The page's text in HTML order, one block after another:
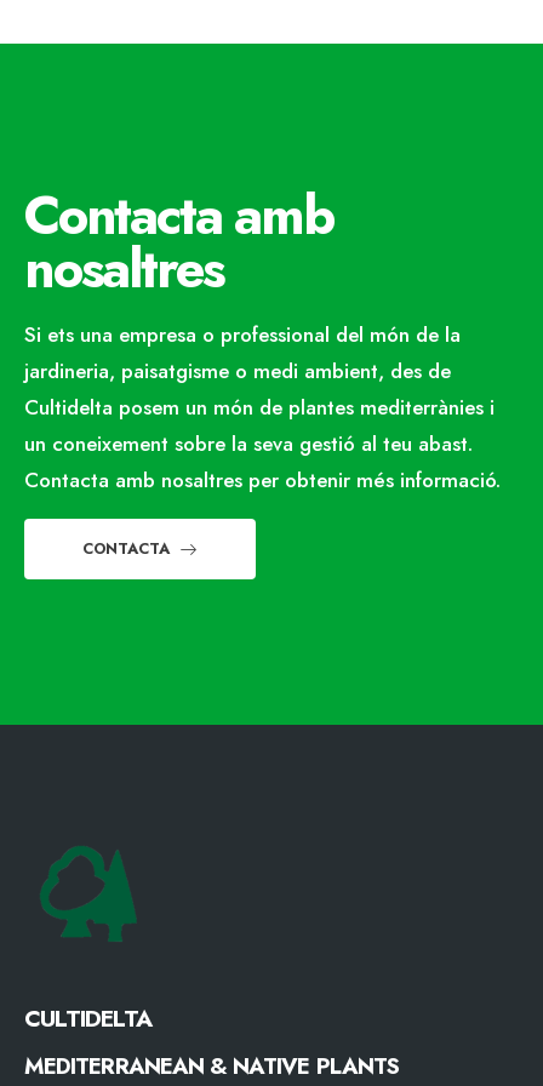
Contacta amb
nosaltres
Si ets una empresa o professional del món de la
jardineria, paisatgisme o medi ambient, des de
Cultidelta posem un món de plantes mediterrànies i
un coneixement sobre la seva gestió al teu abast.
Contacta amb nosaltres per obtenir més informació.
CONTACTA
CULTIDELTA
MEDITERRANEAN & NATIVE PLANTS